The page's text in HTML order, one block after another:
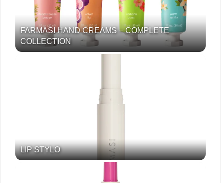
FARMASI HAND CREAMS – COMPLETE
COLLECTION
LIP STYLO